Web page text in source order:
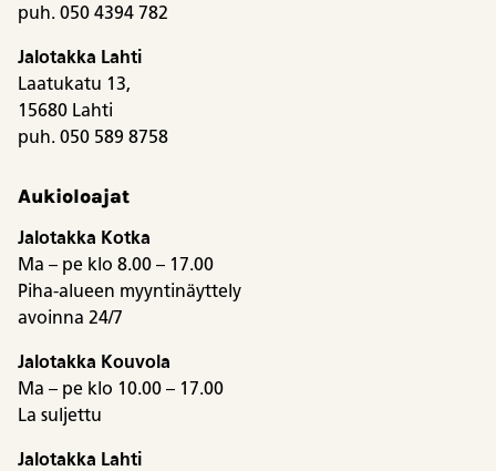
puh. 050 4394 782
Jalotakka Lahti
Laatukatu 13,
15680 Lahti
puh. 050 589 8758
Aukioloajat
Jalotakka Kotka
Ma – pe klo 8.00 – 17.00
Piha-alueen myyntinäyttely
avoinna 24/7
Jalotakka Kouvola
Ma – pe klo 10.00 – 17.00
La suljettu
Jalotakka Lahti